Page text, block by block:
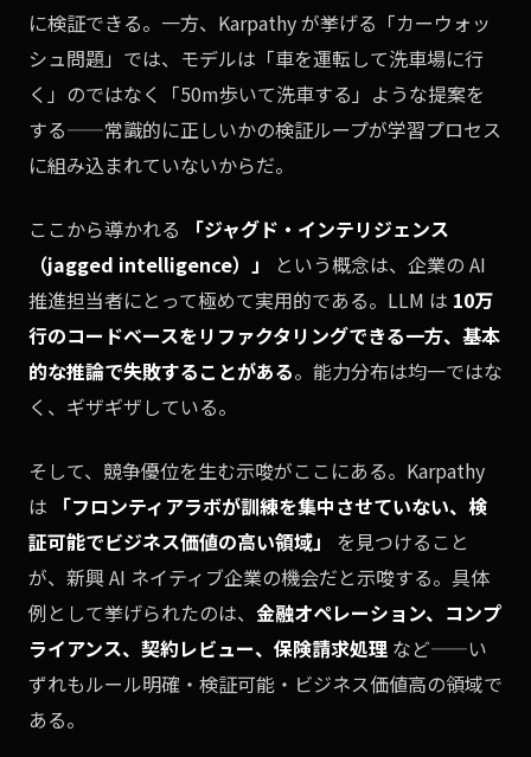
に検証できる。一方、Karpathy が挙げる「カーウォッ
シュ問題」では、モデルは「車を運転して洗車場に行
く」のではなく「50m歩いて洗車する」ような提案を
する——常識的に正しいかの検証ループが学習プロセス
に組み込まれていないからだ。
ここから導かれる
「ジャグド・インテリジェンス
（jagged intelligence）」
という概念は、企業の AI
推進担当者にとって極めて実用的である。LLM は 10万
行のコードベースをリファクタリングできる一方、基本
的な推論で失敗することがある。能力分布は均一ではな
く、ギザギザしている。
そして、競争優位を生む示唆がここにある。Karpathy
は
「フロンティアラボが訓練を集中させていない、検
証可能でビジネス価値の高い領域」
を見つけること
が、新興 AI ネイティブ企業の機会だと示唆する。具体
例として挙げられたのは、 金融オペレーション、コンプ
ライアンス、契約レビュー、保険請求処理 など——い
ずれもルール明確・検証可能・ビジネス価値高の領域で
ある。